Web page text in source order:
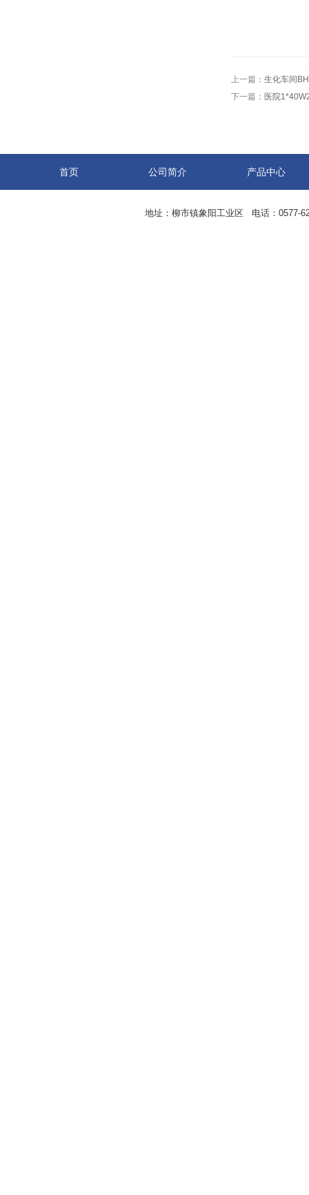
上一篇： 生化车间
下一篇： 医院
首页 公司简介 产品中心
地址：柳市镇象阳工业区 电话：0577-